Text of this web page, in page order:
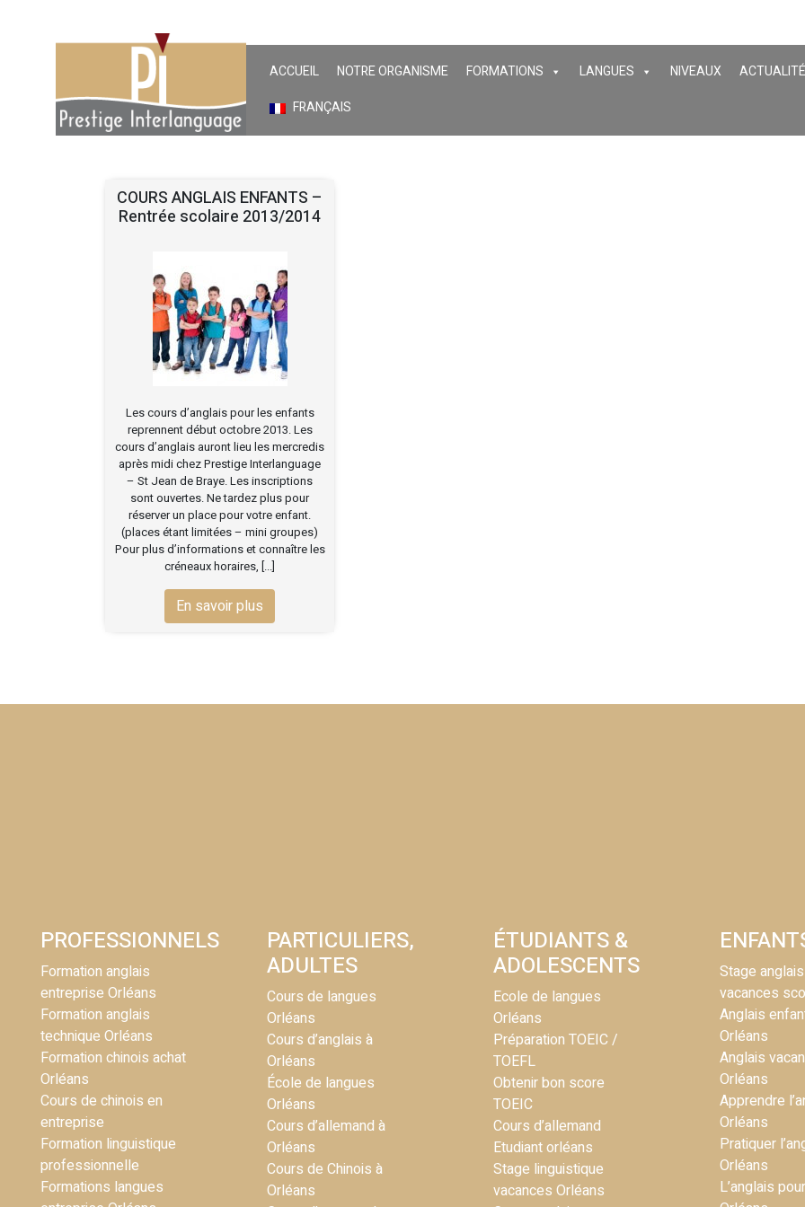
ACCUEIL NOTRE ORGANISME FORMATIONS LANGUES NIVEAUX
FRANÇAIS
COURS ANGLAIS ENFANTS –
Rentrée scolaire 2013/2014
Les cours d’anglais pour les enfants
reprennent début octobre 2013. Les
cours d’anglais auront lieu les mercredis
après midi chez Prestige Interlanguage
– St Jean de Braye. Les inscriptions
sont ouvertes. Ne tardez plus pour
réserver un place pour votre enfant.
(places étant limitées – mini groupes)
Pour plus d’informations et connaître les
créneaux horaires, [...]
En savoir plus
PROFESSIONNELS
Formation anglais
entreprise Orléans
Formation anglais
technique Orléans
Formation chinois achat
Orléans
Cours de chinois en
entreprise
Formation linguistique
professionnelle
Formations langues
PARTICULIERS,
ADULTES
Cours de langues
Orléans
Cours d’anglais à
Orléans
École de langues
Orléans
Cours d’allemand à
Orléans
Cours de Chinois à
Orléans
ÉTUDIANTS &
ADOLESCENTS
Ecole de langues
Orléans
Préparation TOEIC /
TOEFL
Obtenir bon score
TOEIC
Cours d’allemand
Etudiant orléans
Stage linguistique
vacances Orléans
Stage anglais
vacances
Anglais
Orléans
Anglais
Orléans
Apprendre
Orléans
Pratiquer
Orléans
L’anglais